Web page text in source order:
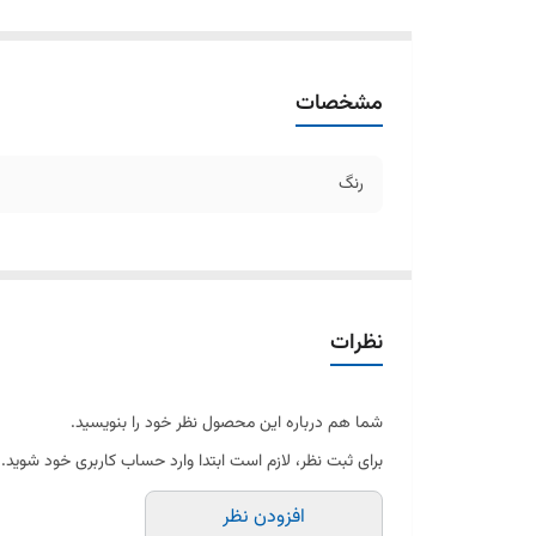
مشخصات
رنگ
نظرات
شما هم درباره این محصول نظر خود را بنویسید.
برای ثبت نظر، لازم است ابتدا وارد حساب کاربری خود شوید.
افزودن نظر